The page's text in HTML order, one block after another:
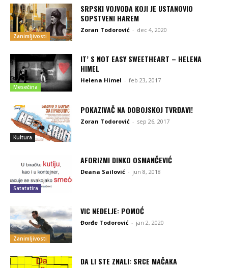
Zanimljivosti
SRPSKI VOJVODA KOJI JE USTANOVIO
SOPSTVENI HAREM
Zoran Todorović - dec 4, 2020
Mesečina
IT’ S NOT EASY SWEETHEART – HELENA
HIMEL
Helena Himel - feb 23, 2017
Kultura
POKAZIVAČ NA DOBOJSKOJ TVRĐAVI!
Zoran Todorović - sep 26, 2017
Satatatira
AFORIZMI DINKO OSMANČEVIĆ
Deana Sailović - jun 8, 2018
Zanimljivosti
VIC NEDELJE: POMOĆ
Đorđe Todorović - jan 2, 2020
DA LI STE ZNALI: SRCE MAČAKA